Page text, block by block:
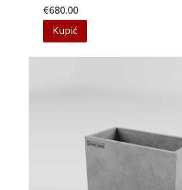
€680.00
Kupić